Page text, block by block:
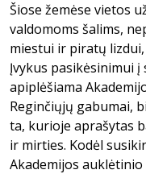
Šiose žemėse vietos
valdomoms šalims,
miestui ir piratų
Įvykus pasikėsinimui
apiplėšiama
Reginčiųjų gabumai,
ta, kurioje aprašytas
ir mirties. Kodėl
Akademijos